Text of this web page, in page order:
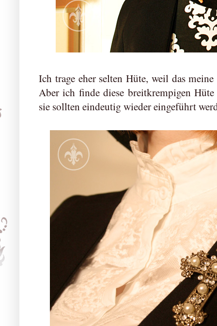
Ich trage eher selten Hüte, weil das
Aber ich finde diese breitkrempigen
sie sollten eindeutig wieder eingeführt